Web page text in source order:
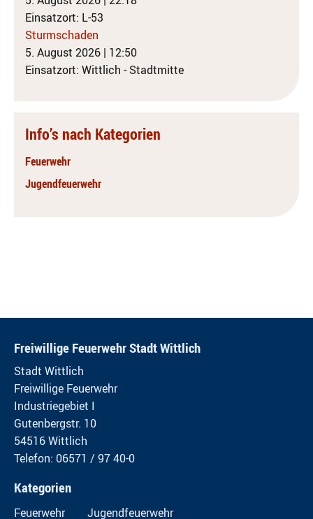
Einsatzort: L-53
Sturmschaden
5. August 2026 | 12:50
Einsatzort: Wittlich - Stadtmitte
Info’s nach Kategorien
Feuerwehr
Jugendfeuerwehr
Freiwillige Feuerwehr Stadt Wittlich
Stadt Wittlich
Freiwillige Feuerwehr
Industriegebiet I
Gutenbergstr. 10
54516 Wittlich
Telefon: 06571 / 97 40-0
Kategorien
Feuerwehr Jugendfeuerwehr